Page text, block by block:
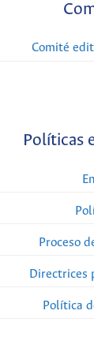
Comité
Políticas
Proceso
Directrices
Política